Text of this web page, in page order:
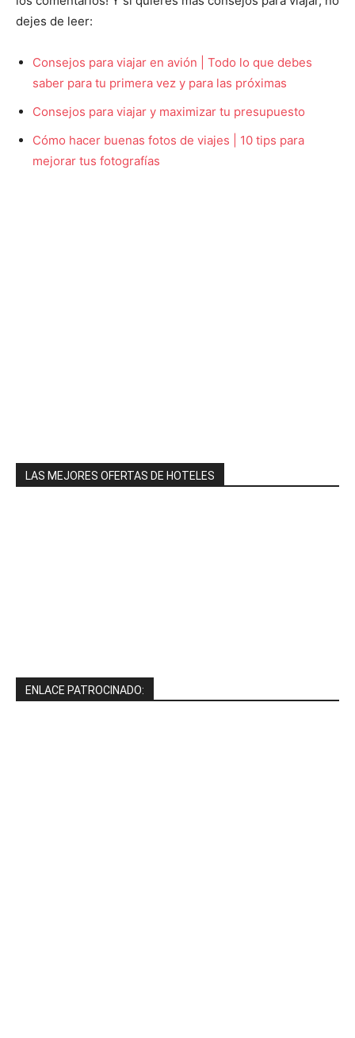
dejes de leer:
Consejos para viajar en avión | Todo lo que debes
saber para tu primera vez y para las próximas
Consejos para viajar y maximizar tu presupuesto
Cómo hacer buenas fotos de viajes | 10 tips para
mejorar tus fotografías
LAS MEJORES OFERTAS DE HOTELES
ENLACE PATROCINADO: